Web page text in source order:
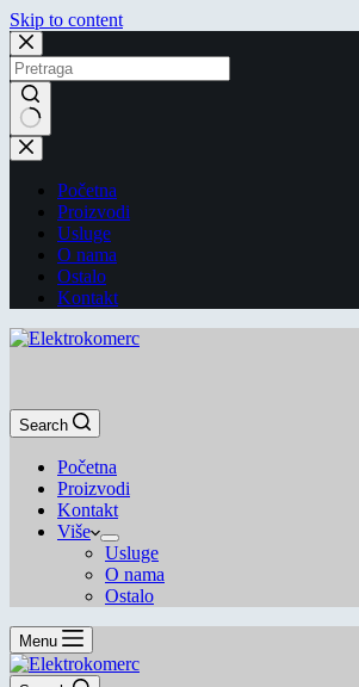
Skip to content
Početna
Proizvodi
Usluge
O nama
Ostalo
Kontakt
Search
Početna
Proizvodi
Kontakt
Više
Usluge
O nama
Ostalo
Menu